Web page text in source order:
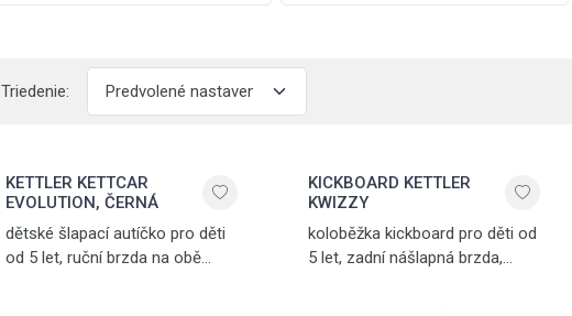
Triedenie:
KETTLER KETTCAR
EVOLUTION, ČERNÁ
dětské šlapací autíčko pro děti
od 5 let, ruční brzda na obě
KICKBOARD KETTLER
KWIZZY
koloběžka kickboard pro děti od
5 let, zadní nášlapná brzda,